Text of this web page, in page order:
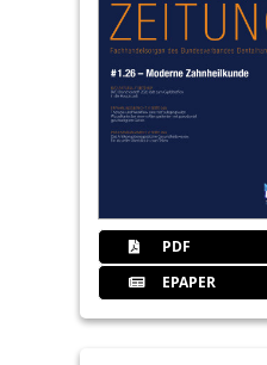
PDF
EPAPER